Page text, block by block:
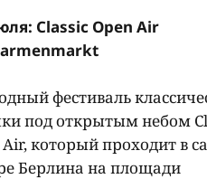
Classic Open Air
фестиваль
под открытым небом
Air, который проходит в
Берлина на площади